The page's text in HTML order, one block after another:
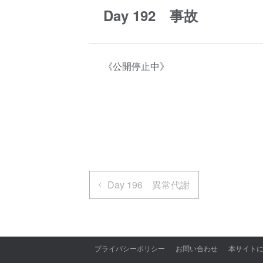
Day 192 事故
《公開停止中》
Day 196 異常代謝
プライバシーポリシー お問い合わせ 本サイト